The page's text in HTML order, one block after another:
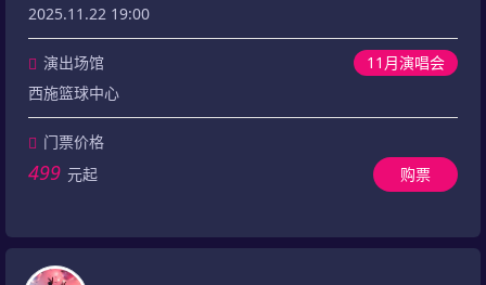
2025.11.22 19:00
11月演唱会
演出场馆
西施篮球中心
门票价格
499 元起 购票